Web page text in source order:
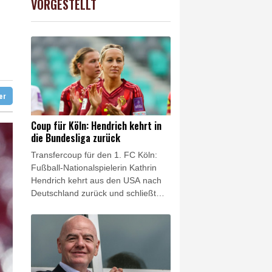
anpassen
zu nahe gekommen
50
-0.15%
VORGESTELLT
Coup für Köln: Hendrich kehrt in
die Bundesliga zurück
Transfercoup für den 1. FC Köln:
Fußball-Nationalspielerin Kathrin
Hendrich kehrt aus den USA nach
Deutschland zurück und schließt
Domstadt an. Wie die Kölnerinnen
am Donnerstag mitteilten,
unterschrieb die 34 Jahre alte
Innenverteidigerin einen Vertrag bis
Sommer 2028. Zuletzt hatte